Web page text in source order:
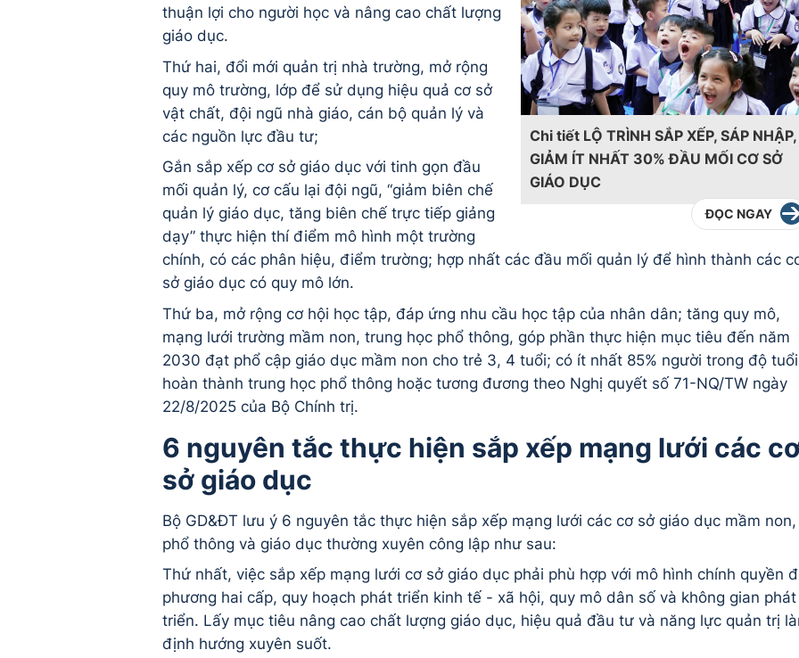
Chi tiết LỘ TRÌNH SẮP XẾP, SÁP NHẬP,
GIẢM ÍT NHẤT 30% ĐẦU MỐI CƠ SỞ
GIÁO DỤC
ĐỌC NGAY
thuận lợi cho người học và nâng cao chất lượng
giáo dục.
Thứ hai, đổi mới quản trị nhà trường, mở rộng
quy mô trường, lớp để sử dụng hiệu quả cơ sở
vật chất, đội ngũ nhà giáo, cán bộ quản lý và
các nguồn lực đầu tư;
Gắn sắp xếp cơ sở giáo dục với tinh gọn đầu
mối quản lý, cơ cấu lại đội ngũ, “giảm biên chế
quản lý giáo dục, tăng biên chế trực tiếp giảng
dạy” thực hiện thí điểm mô hình một trường
chính, có các phân hiệu, điểm trường; hợp nhất các đầu mối quản lý để hình thành các
sở giáo dục có quy mô lớn.
Thứ ba, mở rộng cơ hội học tập, đáp ứng nhu cầu học tập của nhân dân; tăng quy mô,
mạng lưới trường mầm non, trung học phổ thông, góp phần thực hiện mục tiêu đến năm
2030 đạt phổ cập giáo dục mầm non cho trẻ 3, 4 tuổi; có ít nhất 85% người trong độ tuổi
hoàn thành trung học phổ thông hoặc tương đương theo Nghị quyết số 71-NQ/TW ngày
22/8/2025 của Bộ Chính trị.
6 nguyên tắc thực hiện sắp xếp mạng lưới các
sở giáo dục
Bộ GD&ĐT lưu ý 6 nguyên tắc thực hiện sắp xếp mạng lưới các cơ sở giáo dục mầm non,
phổ thông và giáo dục thường xuyên công lập như sau:
Thứ nhất, việc sắp xếp mạng lưới cơ sở giáo dục phải phù hợp với mô hình chính quyền
phương hai cấp, quy hoạch phát triển kinh tế - xã hội, quy mô dân số và không gian phát
triển. Lấy mục tiêu nâng cao chất lượng giáo dục, hiệu quả đầu tư và năng lực quản trị
định hướng xuyên suốt.